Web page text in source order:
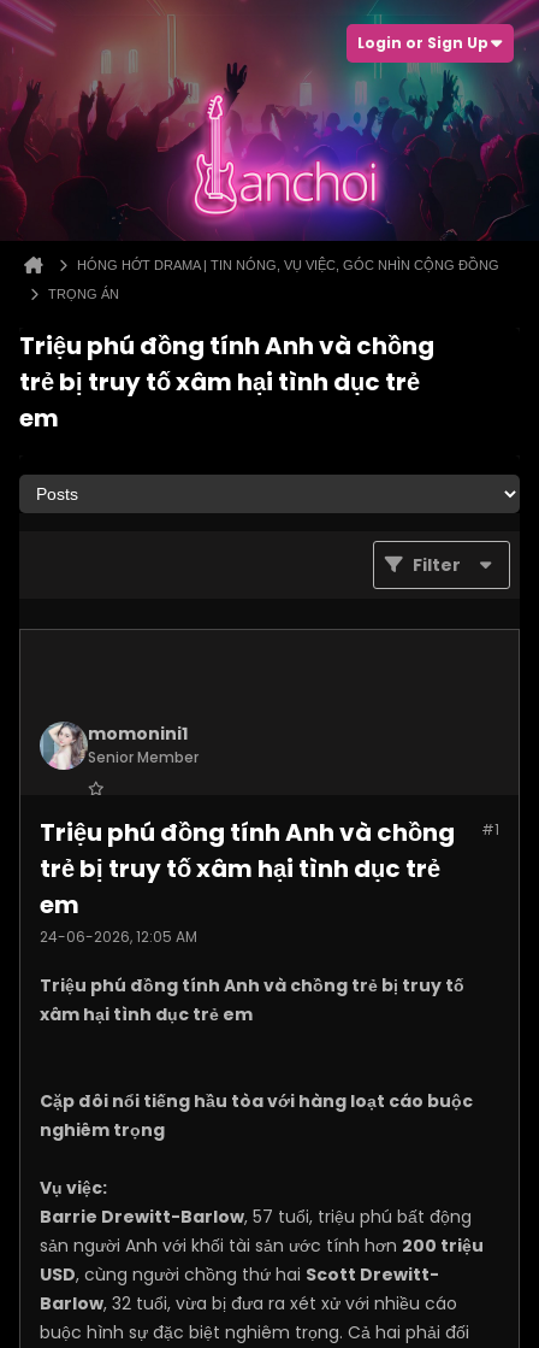
Login or Sign Up
HÓNG HỚT DRAMA | TIN NÓNG, VỤ VIỆC, GÓC NHÌN CỘNG ĐỒNG
TRỌNG ÁN
Triệu phú đồng tính Anh và chồng
trẻ bị truy tố xâm hại tình dục trẻ
em
Filter
momonini1
Senior Member
Posts:5399 #1
Triệu phú đồng tính Anh và chồng
trẻ bị truy tố xâm hại tình dục trẻ
em
24-06-2026, 12:05 AM
Triệu phú đồng tính Anh và chồng trẻ bị truy tố
xâm hại tình dục trẻ em
Cặp đôi nổi tiếng hầu tòa với hàng loạt cáo buộc
nghiêm trọng
Vụ việc:
Barrie Drewitt-Barlow, 57 tuổi, triệu phú bất động
sản người Anh với khối tài sản ước tính hơn 200 triệu
USD, cùng người chồng thứ hai Scott Drewitt-
Barlow, 32 tuổi, vừa bị đưa ra xét xử với nhiều cáo
buộc hình sự đặc biệt nghiêm trọng. Cả hai phải đối